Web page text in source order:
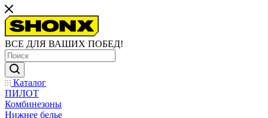
ВСЕ ДЛЯ ВАШИХ ПОБЕД!
Каталог
ПИЛОТ
Комбинезоны
Нижнее белье